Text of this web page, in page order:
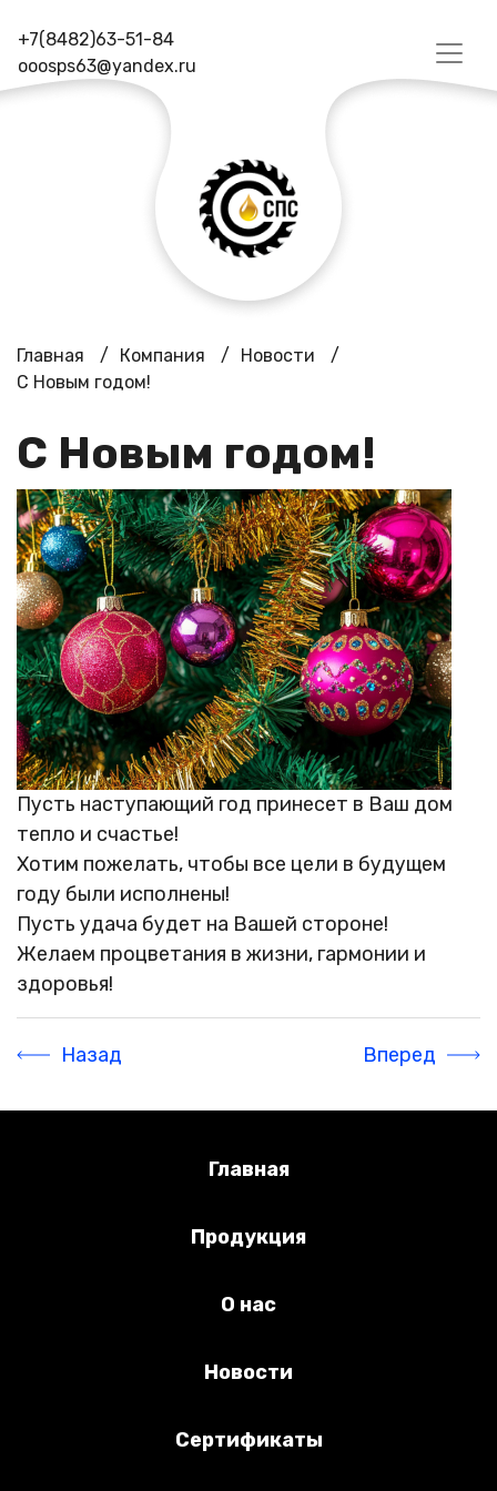
+7(8482)63-51-84
ooosps63@yandex.ru
Главная / Компания / Новости
/
С Новым годом!
С Новым годом!
Пусть наступающий год принесет в Ваш дом
тепло и счастье!
Хотим пожелать, чтобы все цели в будущем
году были исполнены!
Пусть удача будет на Вашей стороне!
Желаем процветания в жизни, гармонии и
здоровья!
Назад Вперед
Главная
Продукция
О нас
Новости
Сертификаты